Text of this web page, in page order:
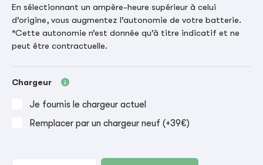
En sélectionnant un ampère-heure supérieur à celui
d’origine, vous augmentez l’autonomie de votre batterie.
*Cette autonomie n’est donnée qu’à titre indicatif et ne
peut être contractuelle.
Chargeur
Je fournis le chargeur actuel
Remplacer par un chargeur neuf (+39€)